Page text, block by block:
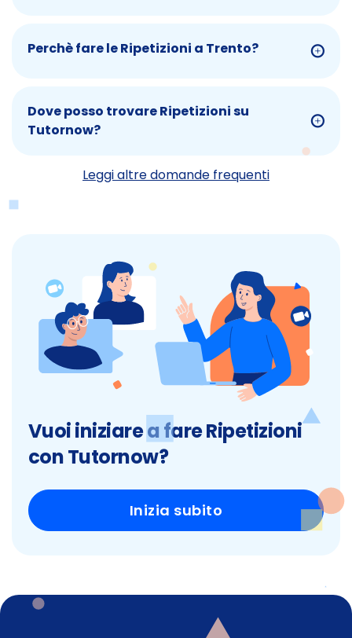
Perchè fare le Ripetizioni a Trento?
Dove posso trovare Ripetizioni su
Tutornow?
Leggi altre domande frequenti
Vuoi iniziare a fare Ripetizioni
con Tutornow?
Inizia subito